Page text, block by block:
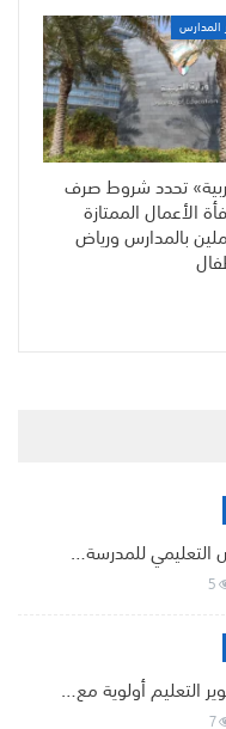
المدارس
تحدد شروط صرف
الأعمال الممتازة
بالمدارس ورياض
التعليمي للمدرسة…
5
التعليم أولوية مع…
7